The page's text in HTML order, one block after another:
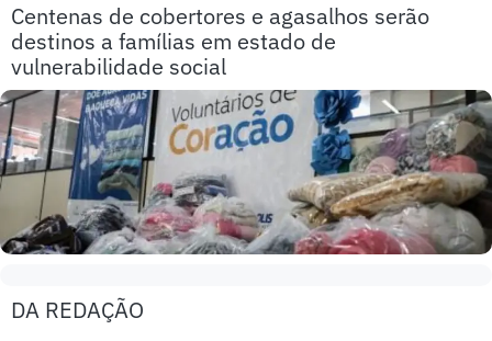
Centenas de cobertores e agasalhos serão
destinos a famílias em estado de
vulnerabilidade social
DA REDAÇÃO